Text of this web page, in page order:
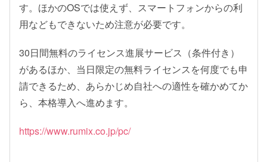
す。ほかのOSでは使えず、スマートフォンからの利
用などもできないため注意が必要です。
30日間無料のライセンス進展サービス（条件付き）
があるほか、当日限定の無料ライセンスを何度でも申
請できるため、あらかじめ自社への適性を確かめてか
ら、本格導入へ進めます。
https://www.rumix.co.jp/pc/